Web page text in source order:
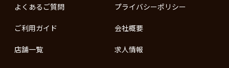
よくあるご質問
ご利用ガイド
店舗一覧
プライバシーポリシー
会社概要
求人情報